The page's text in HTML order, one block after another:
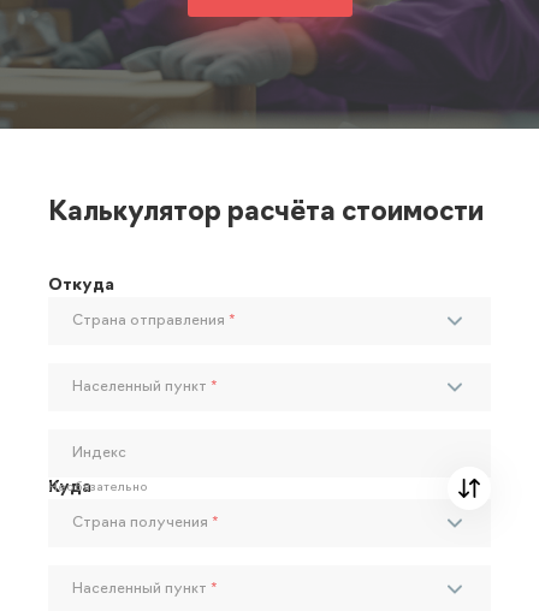
Калькулятор расчёта стоимости
Откуда
Страна отправления *
Населенный пункт *
Индекс
Необязательно
Куда
Страна получения *
Населенный пункт *